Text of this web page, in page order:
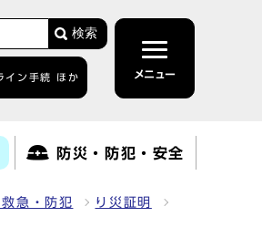
検索
イン手続 ほか メニュー
防災・防犯・安全
急・防犯 り災証明